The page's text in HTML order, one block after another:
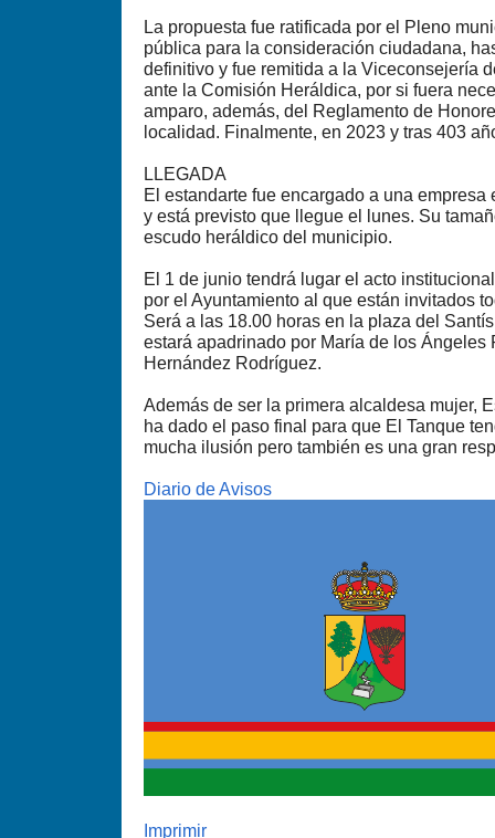
La propuesta fue ratificada por el Pleno
pública para la consideración ciudadana,
definitivo y fue remitida a la Viceconsejería
ante la Comisión Heráldica, por si fuera
amparo, además, del Reglamento de
localidad. Finalmente, en 2023 y tras 403
LLEGADA
El estandarte fue encargado a una
y está previsto que llegue el lunes. Su
escudo heráldico del municipio.
El 1 de junio tendrá lugar el acto
por el Ayuntamiento al que están invitados
Será a las 18.00 horas en la plaza del
estará apadrinado por María de los Ángeles
Hernández Rodríguez.
Además de ser la primera alcaldesa mujer,
ha dado el paso final para que El Tanque
mucha ilusión pero también es una gran
Diario de Avisos
Imprimir